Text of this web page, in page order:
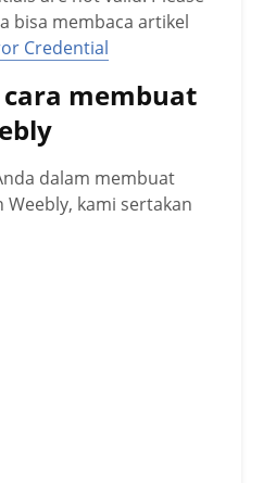
bisa membaca artikel
Credential
membuat
dalam membuat
kami sertakan